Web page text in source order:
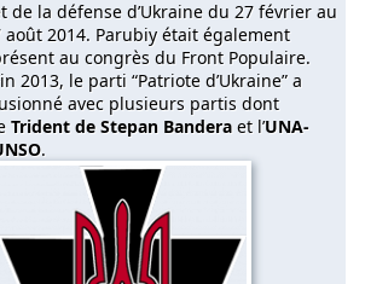
de la défense d’Ukraine du 27 février au
août 2014. Parubiy était également
au congrès du Front Populaire.
2013, le parti “Patriote d’Ukraine” a
avec plusieurs partis dont
Trident de Stepan Bandera et l’UNA-
.